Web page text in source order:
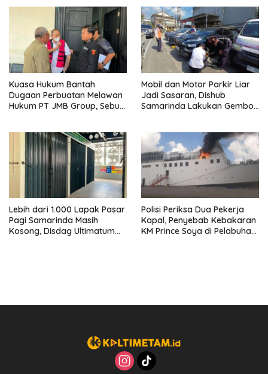
Kuasa Hukum Bantah
Dugaan Perbuatan Melawan
Hukum PT JMB Group, Sebut
Mobil dan Motor Parkir Liar
Jadi Sasaran, Dishub
Samarinda Lakukan Gembok
Lebih dari 1.000 Lapak Pasar
Pagi Samarinda Masih
Kosong, Disdag Ultimatum
Polisi Periksa Dua Pekerja
Kapal, Penyebab Kebakaran
KM Prince Soya di Pelabuhan